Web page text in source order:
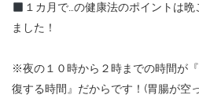
１カ月で…の健康法のポイントは
ました！
※夜の１０時から２時までの時間が
復する時間』だからです！(胃腸が空